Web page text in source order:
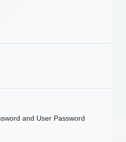
and User Password